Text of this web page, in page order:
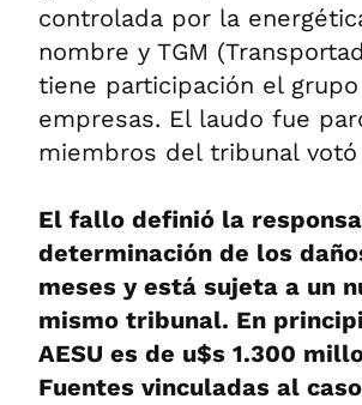
controlada por la
nombre y TGM
tiene participación el
empresas. El laudo fue
miembros del tribunal
El fallo definió la
determinación de los
meses y está sujeta a un
mismo tribunal. En
AESU es de u$s 1.300
Fuentes vinculadas al